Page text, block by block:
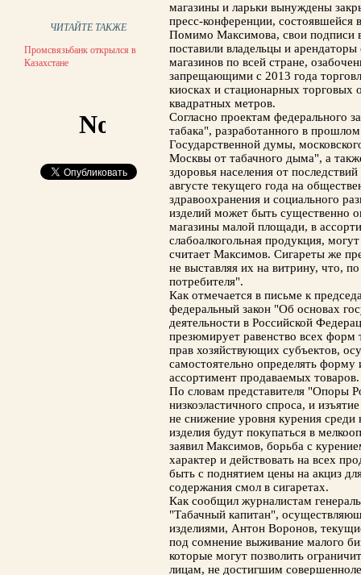
ЧИТАЙТЕ ТАКЖЕ
Промсвязьбанк открылся в
Казахстане
магазины и ларьки вынуждены
пресс-конференции,
Помимо Максимова, свои подписи
поставили владельцы и
магазинов по всей стране,
запрещающими с 2013 года
киосках и стационарных
квадратных метров.
Согласно проектам федерального
табака", разработанного в
Государственной думы,
Москвы от табачного дыма", а
здоровья населения от
августе текущего года на
здравоохранения и социального
изделий может быть существенно
магазины малой площади, в
слабоалкогольная продукция,
считает Максимов. Сигареты же
не выставляя их на витрину, что,
потребителя".
Как отмечается в письме к
федеральный закон "Об основах
деятельности в Российской
презюмирует равенство всех форм
прав хозяйствующих субъектов,
самостоятельно определять форму
ассортимент продаваемых товаров.
По словам представителя "Опоры
низкоэластичного спроса, и
не снижение уровня курения среди
изделия будут покупаться в
заявил Максимов, борьба с
характер и действовать на всех
быть с поднятием цены на акциз
содержания смол в сигаретах.
Как сообщил журналистам
"Табачный капитан",
изделиями, Антон Воронов,
под сомнение выживание малого
которые могут позволить
лицам, не достигшим